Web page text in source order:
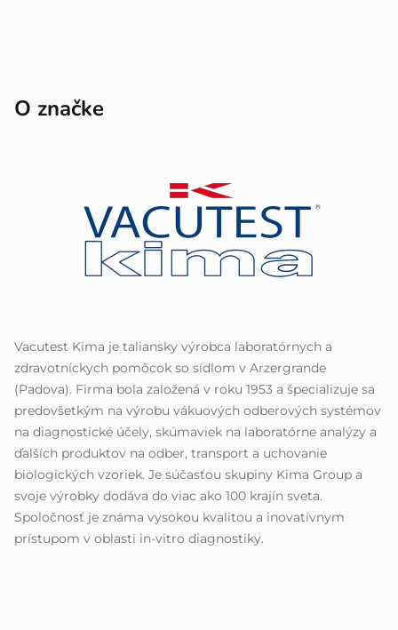
O značke
Vacutest Kima je taliansky výrobca laboratórnych a
zdravotníckych pomôcok so sídlom v Arzergrande
(Padova). Firma bola založená v roku 1953 a špecializuje sa
predovšetkým na výrobu vákuových odberových systémov
na diagnostické účely, skúmaviek na laboratórne analýzy a
ďalších produktov na odber, transport a uchovanie
biologických vzoriek. Je súčasťou skupiny Kima Group a
svoje výrobky dodáva do viac ako 100 krajín sveta.
Spoločnosť je známa vysokou kvalitou a inovatívnym
prístupom v oblasti in-vitro diagnostiky.